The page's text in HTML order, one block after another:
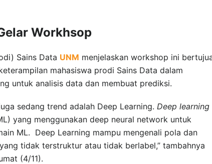
Workhsop
Sains Data UNM menjelaskan workshop ini
mahasiswa prodi Sains Data dalam
untuk analisis data dan membuat prediksi.
sedang trend adalah Deep Learning. Deep learning
yang menggunakan deep neural network untuk
ML. Deep Learning mampu mengenali pola dan
tidak terstruktur atau tidak berlabel,” tambahnya
(4/11).